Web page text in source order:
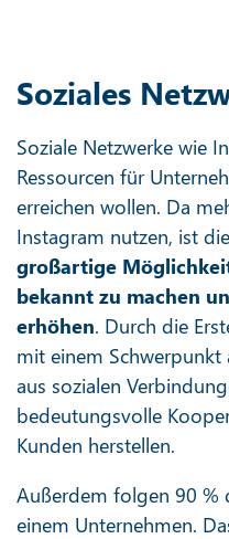
Soziales
Soziale Netzwerke wie
Ressourcen für
erreichen wollen. Da
Instagram nutzen, ist
großartige
bekannt zu machen
erhöhen. Durch die
mit einem
aus sozialen
bedeutungsvolle
Kunden herstellen.
Außerdem folgen 90 %
einem Unternehmen.